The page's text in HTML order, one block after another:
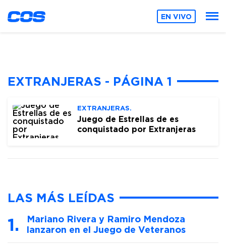
EN VIVO
EXTRANJERAS - PÁGINA 1
EXTRANJERAS.
Juego de Estrellas de es
conquistado por Extranjeras
LAS MÁS LEÍDAS
Mariano Rivera y Ramiro Mendoza
lanzaron en el Juego de Veteranos